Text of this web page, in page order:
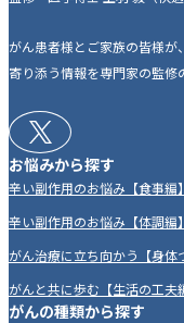
がん患者様とご家族の皆様が
寄り添う情報を専門家の監修
お悩みから探す
辛い副作用のお悩み【食事編】
辛い副作用のお悩み【体調編】
がん治療に立ち向かう【身体
がんと共に歩む【生活の工夫
がんの種類から探す